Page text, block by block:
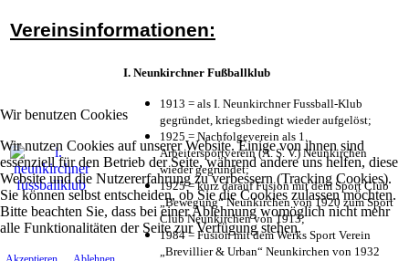
Wir benutzen Cookies
Wir nutzen Cookies auf unserer Website. Einige von ihnen sind
essenziell für den Betrieb der Seite, während andere uns helfen, diese
Website und die Nutzererfahrung zu verbessern (Tracking Cookies).
Sie können selbst entscheiden, ob Sie die Cookies zulassen möchten.
Bitte beachten Sie, dass bei einer Ablehnung womöglich nicht mehr
alle Funktionalitäten der Seite zur Verfügung stehen.
Vereinsinformationen:
I. Neunkirchner Fußballklub
1913 = als I. Neunkirchner Fussball-Klub
gegründet, kriegsbedingt wieder aufgelöst;
1925 = Nachfolgeverein als 1.
Arbeitersportverein (A. S. V.) Neunkirchen
wieder gegründet;
1925 = kurz darauf Fusion mit dem Sport Club
„Bewegung“ Neunkirchen von 1920 zum Sport
Club Neunkirchen von 1913;
1984 = Fusion mit dem Werks Sport Verein
„Brevillier & Urban“ Neunkirchen von 1932